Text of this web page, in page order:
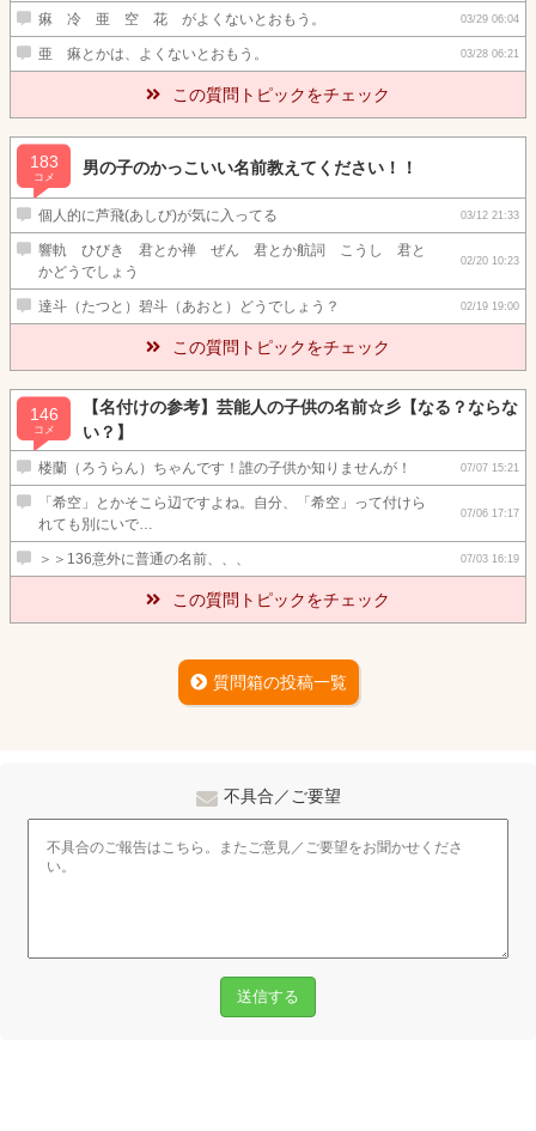
痳 冷 亜 空 花 がよくないとおもう。 03/29 06:04
亜 痳とかは、よくないとおもう。 03/28 06:21
この質問トピックをチェック
183
コメ
男の子のかっこいい名前教えてください！！
個人的に芦飛(あしび)が気に入ってる 03/12 21:33
響軌 ひびき 君とか禅 ぜん 君とか航詞 こうし 君と
かどうでしょう
02/20 10:23
達斗（たつと）碧斗（あおと）どうでしょう？ 02/19 19:00
この質問トピックをチェック
146
コメ
【名付けの参考】芸能人の子供の名前☆彡【なる？ならな
い？】
楼蘭（ろうらん）ちゃんです！誰の子供か知りませんが！ 07/07 15:21
「希空」とかそこら辺ですよね。自分、「希空」って付けら
れても別にいで…
07/06 17:17
＞＞136意外に普通の名前、、、 07/03 16:19
この質問トピックをチェック
質問箱の投稿一覧
不具合／ご要望
送信する